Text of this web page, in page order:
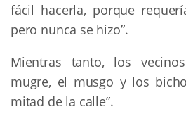
fácil hacerla, porque
pero nunca se hizo”.
Mientras tanto, los
mugre, el musgo y los
mitad de la calle”.